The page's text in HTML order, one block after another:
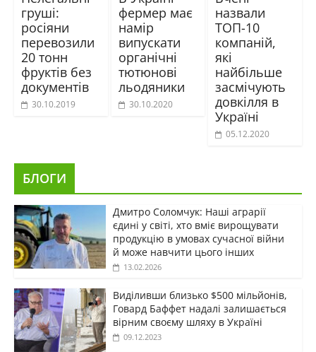
груші:
росіяни
перевозили
20 тонн
фруктів без
документів
30.10.2019
фермер має
намір
випускати
органічні
тютюнові
льодяники
30.10.2020
назвали
ТОП-10
компаній,
які
найбільше
засмічують
довкілля в
Україні
05.12.2020
БЛОГИ
Дмитро Соломчук: Наші аграрії
єдині у світі, хто вміє вирощувати
продукцію в умовах сучасної війни
й може навчити цього інших
13.02.2026
Виділивши близько $500 мільйонів,
Говард Баффет надалі залишається
вірним своєму шляху в Україні
09.12.2023